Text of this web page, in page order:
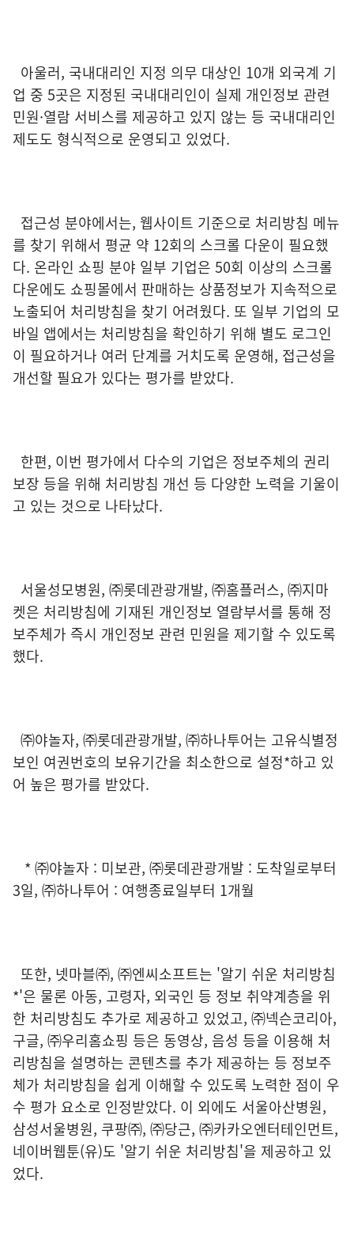
아울러, 국내대리인 지정 의무 대상인 10개 외국계 기
업 중 5곳은 지정된 국내대리인이 실제 개인정보 관련
민원·열람 서비스를 제공하고 있지 않는 등 국내대리인
제도도 형식적으로 운영되고 있었다.
접근성 분야에서는, 웹사이트 기준으로 처리방침 메뉴
를 찾기 위해서 평균 약 12회의 스크롤 다운이 필요했
다. 온라인 쇼핑 분야 일부 기업은 50회 이상의 스크롤
다운에도 쇼핑몰에서 판매하는 상품정보가 지속적으로
노출되어 처리방침을 찾기 어려웠다. 또 일부 기업의 모
바일 앱에서는 처리방침을 확인하기 위해 별도 로그인
이 필요하거나 여러 단계를 거치도록 운영해, 접근성을
개선할 필요가 있다는 평가를 받았다.
한편, 이번 평가에서 다수의 기업은 정보주체의 권리
보장 등을 위해 처리방침 개선 등 다양한 노력을 기울이
고 있는 것으로 나타났다.
서울성모병원, ㈜롯데관광개발, ㈜홈플러스, ㈜지마
켓은 처리방침에 기재된 개인정보 열람부서를 통해 정
보주체가 즉시 개인정보 관련 민원을 제기할 수 있도록
했다.
㈜야놀자, ㈜롯데관광개발, ㈜하나투어는 고유식별정
보인 여권번호의 보유기간을 최소한으로 설정*하고 있
어 높은 평가를 받았다.
* ㈜야놀자 : 미보관, ㈜롯데관광개발 : 도착일로부터
3일, ㈜하나투어 : 여행종료일부터 1개월
또한, 넷마블㈜, ㈜엔씨소프트는 '알기 쉬운 처리방침
*'은 물론 아동, 고령자, 외국인 등 정보 취약계층을 위
한 처리방침도 추가로 제공하고 있었고, ㈜넥슨코리아,
구글, ㈜우리홈쇼핑 등은 동영상, 음성 등을 이용해 처
리방침을 설명하는 콘텐츠를 추가 제공하는 등 정보주
체가 처리방침을 쉽게 이해할 수 있도록 노력한 점이 우
수 평가 요소로 인정받았다. 이 외에도 서울아산병원,
삼성서울병원, 쿠팡㈜, ㈜당근, ㈜카카오엔터테인먼트,
네이버웹툰(유)도 '알기 쉬운 처리방침'을 제공하고 있
었다.